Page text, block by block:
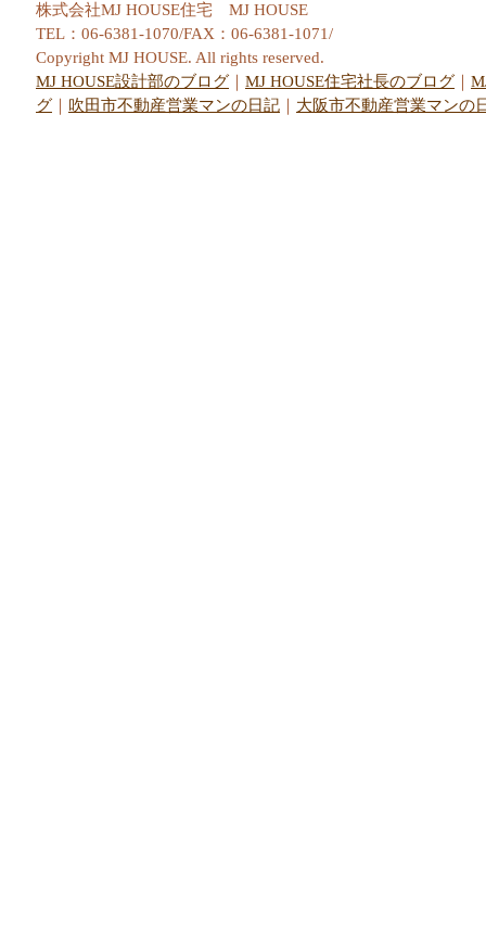
株式会社MJ HOUSE住宅 MJ HOUSE
TEL：06-6381-1070/FAX：06-6381-1071/
Copyright MJ HOUSE. All rights reserved.
MJ HOUSE設計部のブログ
MJ HOUSE住宅社長のブログ
グ
吹田市不動産営業マンの日記 大阪市不動産営業マンの